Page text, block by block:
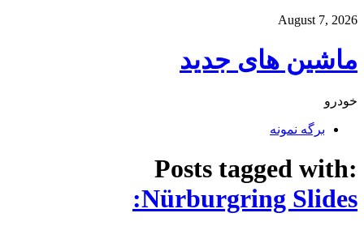
August 7, 2026
ماشین های جدید
خودرو
برگه نمونه
Posts tagged with:
Nürburgring Slides: